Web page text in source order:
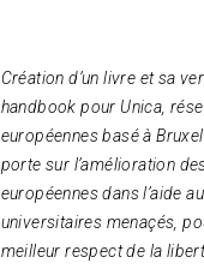
Création d’un livre et sa
handbook pour Unica,
européennes basé à
porte sur l’amélioration
européennes dans l’aide
universitaires menaçés,
meilleur respect de la